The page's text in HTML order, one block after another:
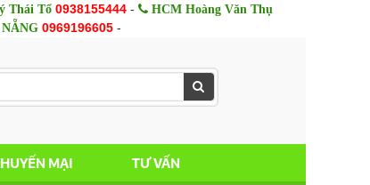
Thái Tổ 0938155444 - HCM Hoàng Văn Thụ
0969196605-
MẠI TƯ VẤN